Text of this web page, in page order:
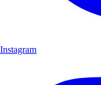
Instagram